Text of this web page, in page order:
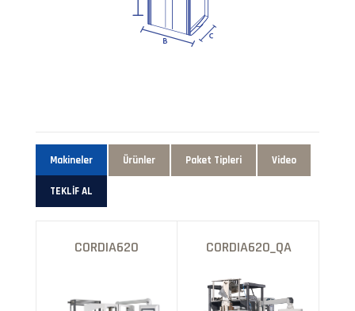
Makineler Ürünler Paket Tipleri Video
TEKLİF AL
CORDIA620 CORDIA620_QA